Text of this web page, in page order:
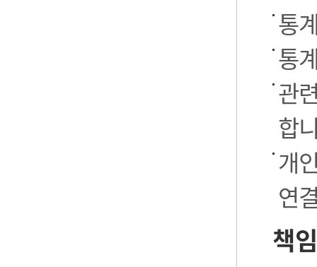
통
통
관
합
개
연
책